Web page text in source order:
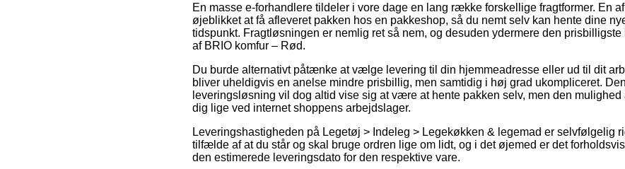
En masse e-forhandlere tildeler i vore dage en lang række forskellige fragtformer. En
øjeblikket at få afleveret pakken hos en pakkeshop, så du nemt selv kan hente dine
tidspunkt. Fragtløsningen er nemlig ret så nem, og desuden ydermere den
af BRIO komfur – Rød.
Du burde alternativt påtænke at vælge levering til din hjemmeadresse eller ud til dit
bliver uheldigvis en anelse mindre prisbillig, men samtidig i høj grad ukompliceret.
leveringsløsning vil dog altid vise sig at være at hente pakken selv, men den
dig lige ved internet shoppens arbejdslager.
Leveringshastigheden på Legetøj > Indeleg > Legekøkken & legemad er selvfølgelig
tilfælde af at du står og skal bruge ordren lige om lidt, og i det øjemed er det
den estimerede leveringsdato for den respektive vare.